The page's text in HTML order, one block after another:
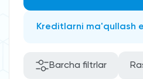
Kreditlarni ma'qullash
Barcha filtrlar